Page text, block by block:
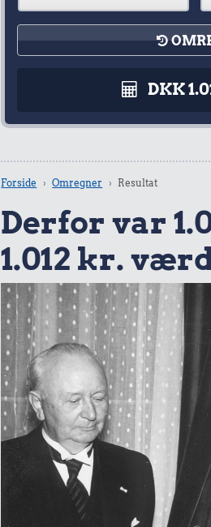
DKK
Forside Omregner Resultat
Derfor var
1.012 kr.